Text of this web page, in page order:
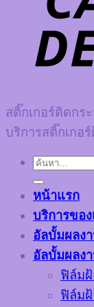
สติ๊กเกอร์ติดกร
บริการสติ๊กเกอ
ค้นหา:
หน้าแรก
บริการของ
อัลบั้มผลง
อัลบั้มผลง
ฟิล์มฝ้
ฟิล์ม